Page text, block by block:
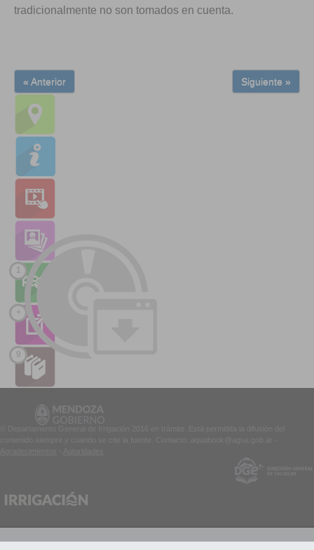
tradicionalmente no son tomados en cuenta.
« Anterior Siguiente »
1
+
9